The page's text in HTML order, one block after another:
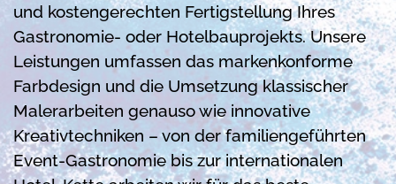
und kostengerechten Fertigstellung Ihres
Gastronomie- oder Hotelbauprojekts. Unsere
Leistungen umfassen das markenkonforme
Farbdesign und die Umsetzung klassischer
Malerarbeiten genauso wie innovative
Kreativtechniken – von der familiengeführten
Event-Gastronomie bis zur internationalen